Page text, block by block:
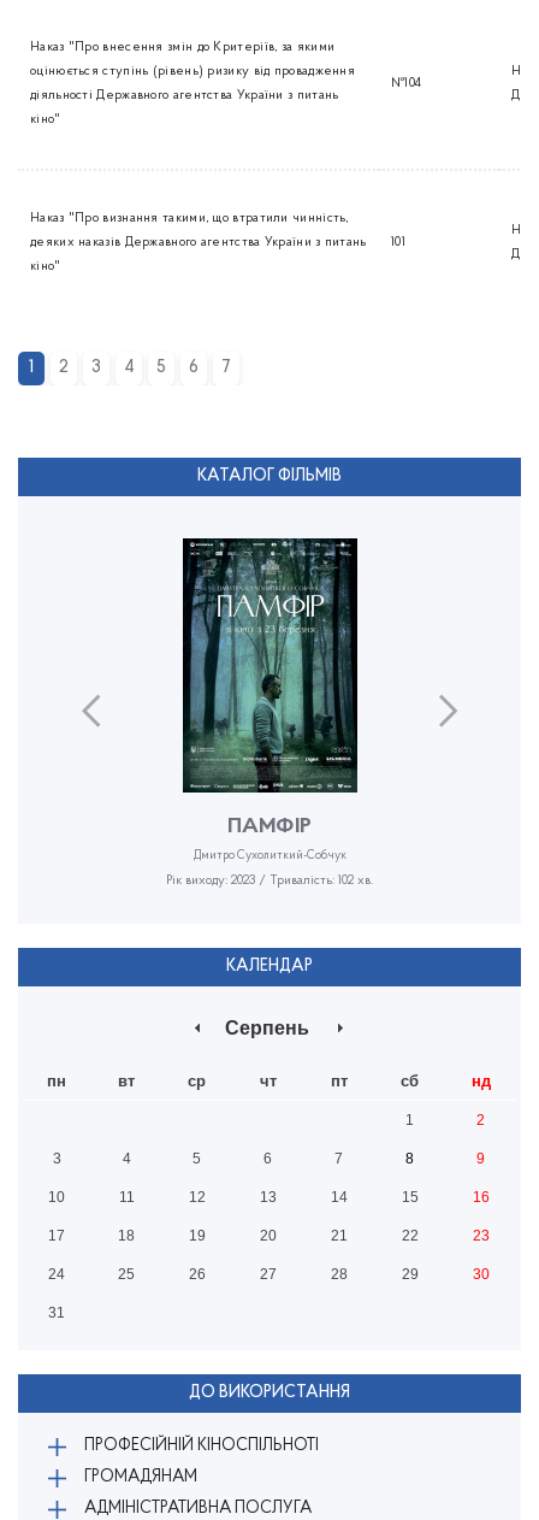
Наказ "Про внесення змін до Критеріїв, за якими
оцінюється ступінь (рівень) ризику від провадження
діяльності Державного агентства України з питань
кіно"
№104
Наказ "Про визнання такими, що втратили чинність,
деяких наказів Державного агентства України з питань
кіно"
101
1 2 3 4 5 6 7
КАТАЛОГ ФІЛЬМІВ
ПАМФІР
Дмитро Сухолиткий-Собчук
Рік виходу: 2023 / Тривалість: 102 хв.
КАЛЕНДАР
Серпень
пн вт ср чт пт сб нд
1 2
3 4 5 6 7 8 9
10 11 12 13 14 15 16
17 18 19 20 21 22 23
24 25 26 27 28 29 30
31
ДО ВИКОРИСТАННЯ
ПРОФЕСІЙНІЙ КІНОСПІЛЬНОТІ
ГРОМАДЯНАМ
АДМІНІСТРАТИВНА ПОСЛУГА